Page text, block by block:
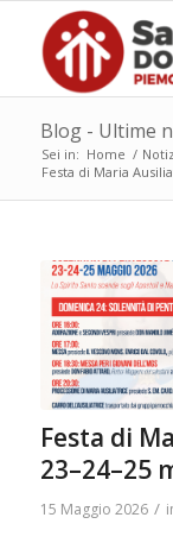
Blog - Ultime
Sei in: Home /
Festa di Maria
Festa di
23–24–25
15 Maggio 2026 /